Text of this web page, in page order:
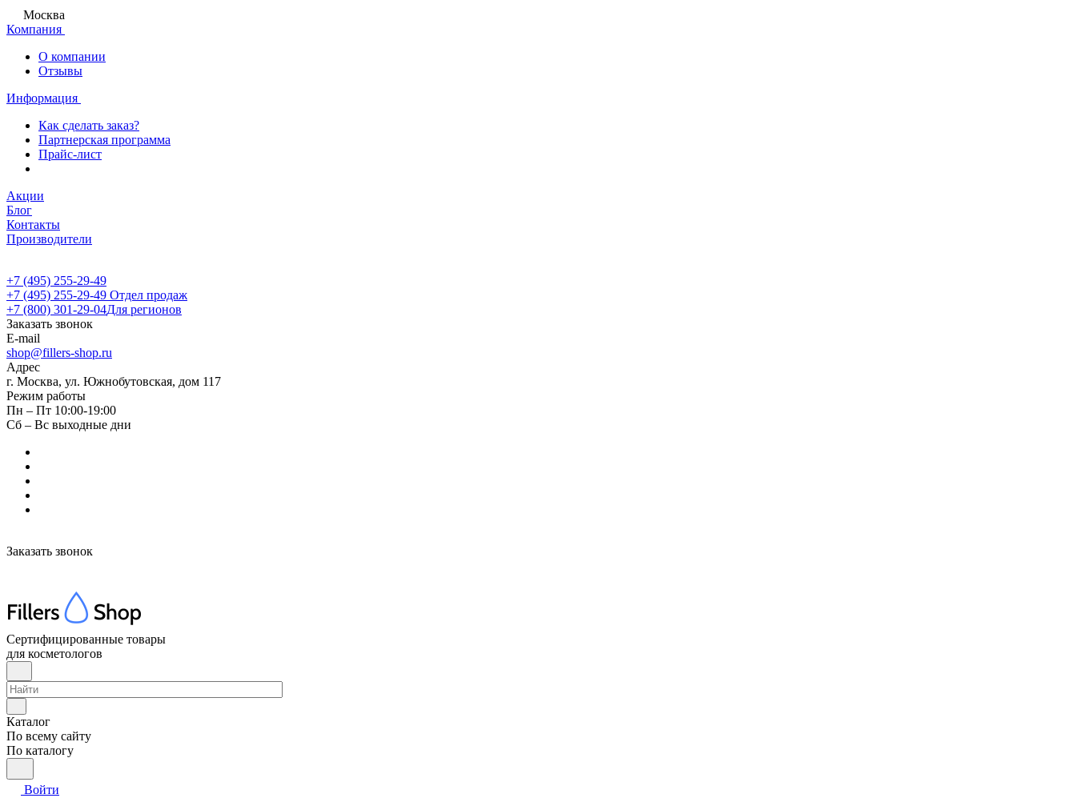
Москва
Компания
О компании
Отзывы
Информация
Как сделать заказ?
Партнерская программа
Прайс-лист
Акции
Блог
Контакты
Производители
+7 (495) 255-29-49
+7 (495) 255-29-49 Отдел продаж
+7 (800) 301-29-04Для регионов
Заказать звонок
E-mail
shop@fillers-shop.ru
Адрес
г. Москва, ул. Южнобутовская, дом 117
Режим работы
Пн – Пт 10:00-19:00
Сб – Вс выходные дни
Заказать звонок
Сертифицированные товары
для косметологов
Каталог
По всему сайту
По каталогу
Войти